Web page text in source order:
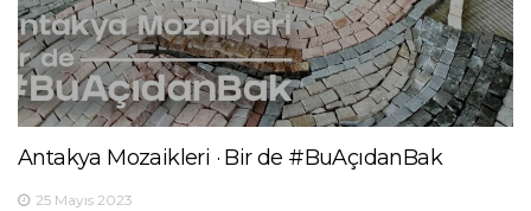
Antakya Mozaikleri · Bir de #BuAçıdanBak
25 Mayıs 2023